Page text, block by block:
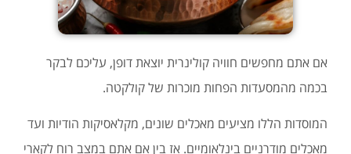
אם אתם מחפשים חוויה קולינרית יוצאת דופן, עליכם לבקר
בכמה מהמסעדות הפחות מוכרות של קולקטה.
המוסדות הללו מציעים מאכלים שונים, מקלאסיקות הודיות ועד
מאכלים מודרניים בינלאומיים. אז בין אם אתם במצב רוח לקארי